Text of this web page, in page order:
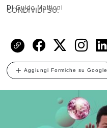
DiGuido Mattioni
CONDIVIDI SU:
Aggiungi Formiche su Google